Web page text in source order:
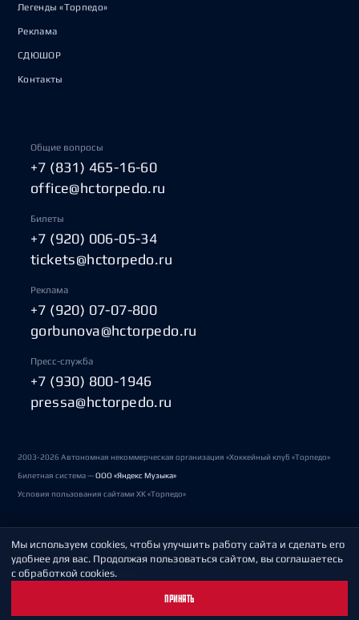
Легенды «Торпедо»
Реклама
СДЮШОР
Контакты
Общие вопросы
+7 (831) 465-16-60
office@hctorpedo.ru
Билеты
+7 (920) 006-05-34
tickets@hctorpedo.ru
Реклама
+7 (920) 07-07-800
gorbunova@hctorpedo.ru
Пресс-служба
+7 (930) 800-1946
pressa@hctorpedo.ru
2003-2026 Автономная некоммерческая организация «Хоккейный клуб «Торпедо»
Билетная система —ООО «Яндекс Музыка»
Условия пользования сайтами ХК «Торпедо»
Политика обработки персональных данных
Пользовательское соглашение
Мы используем cookies, чтобы улучшить работу сайта и сделать его
удобнее для вас. Продолжая пользоваться сайтом, вы соглашаетесь
с обработкой cookies.
ПРИНЯТЬ